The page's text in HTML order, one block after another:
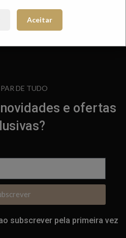
DE TUDO
e ofertas
subscrever pela primeira vez
Aceitar